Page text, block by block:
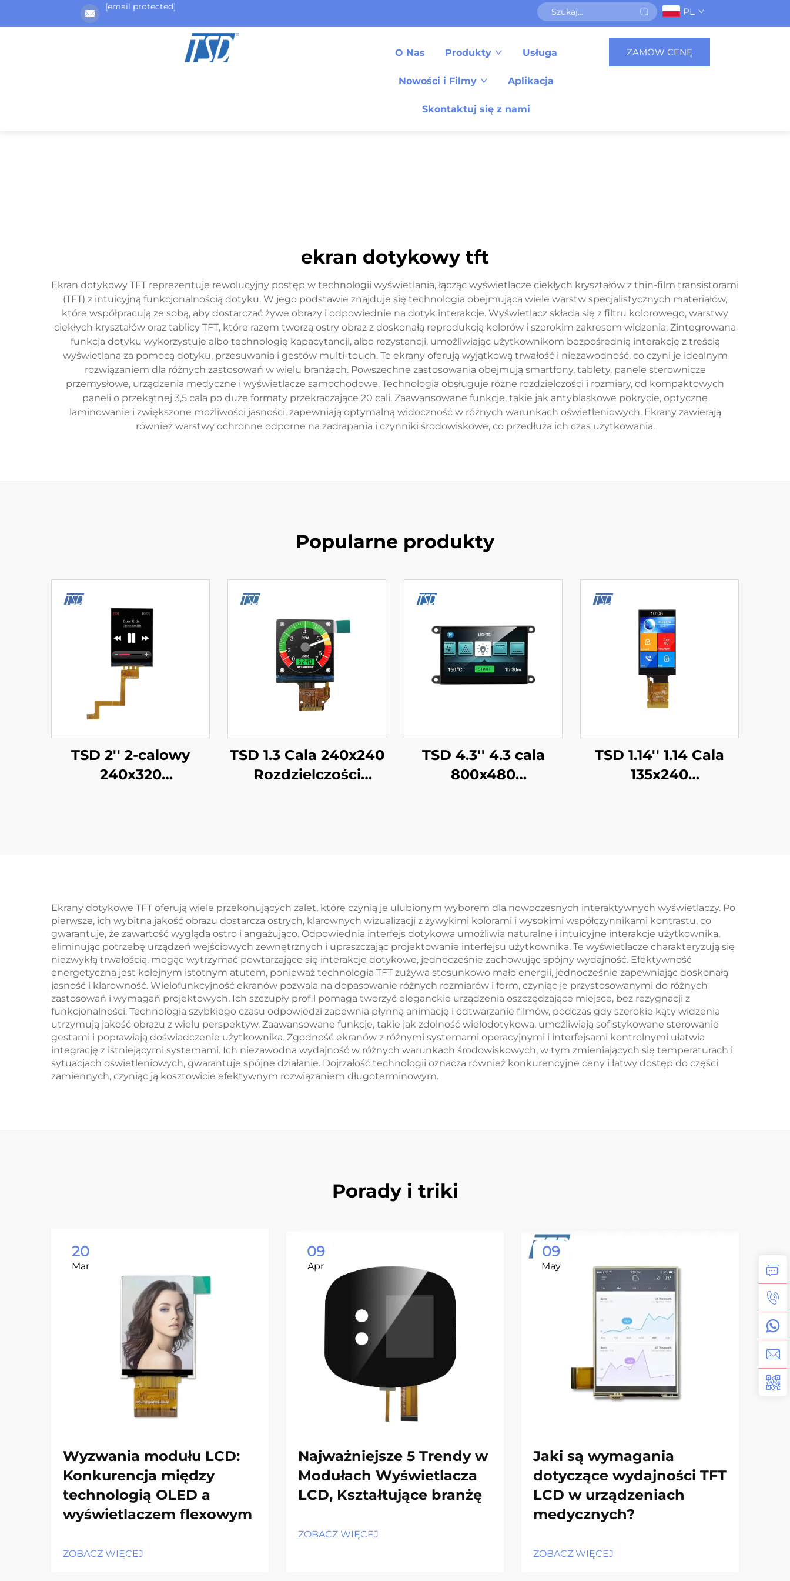
[email protected] PL
O Nas Produkty Usługa
Nowości i Filmy Aplikacja
Skontaktuj się z nami
ZAMÓW CENĘ
ekran dotykowy tft
Ekran dotykowy TFT reprezentuje rewolucyjny postęp w technologii wyświetlania, łącząc wyświetlacze ciekłych kryształów z thin-film transistorami
(TFT) z intuicyjną funkcjonalnością dotyku. W jego podstawie znajduje się technologia obejmująca wiele warstw specjalistycznych materiałów,
które współpracują ze sobą, aby dostarczać żywe obrazy i odpowiednie na dotyk interakcje. Wyświetlacz składa się z filtru kolorowego, warstwy
ciekłych kryształów oraz tablicy TFT, które razem tworzą ostry obraz z doskonałą reprodukcją kolorów i szerokim zakresem widzenia. Zintegrowana
funkcja dotyku wykorzystuje albo technologię kapacytancji, albo rezystancji, umożliwiając użytkownikom bezpośrednią interakcję z treścią
wyświetlana za pomocą dotyku, przesuwania i gestów multi-touch. Te ekrany oferują wyjątkową trwałość i niezawodność, co czyni je idealnym
rozwiązaniem dla różnych zastosowań w wielu branżach. Powszechne zastosowania obejmują smartfony, tablety, panele sterownicze
przemysłowe, urządzenia medyczne i wyświetlacze samochodowe. Technologia obsługuje różne rozdzielczości i rozmiary, od kompaktowych
paneli o przekątnej 3,5 cala po duże formaty przekraczające 20 cali. Zaawansowane funkcje, takie jak antyblaskowe pokrycie, optyczne
laminowanie i zwiększone możliwości jasności, zapewniają optymalną widoczność w różnych warunkach oświetleniowych. Ekrany zawierają
również warstwy ochronne odporne na zadrapania i czynniki środowiskowe, co przedłuża ich czas użytkowania.
Popularne produkty
TSD 2'' 2-calowy
240x320
TSD 1.3 Cala 240x240
Rozdzielczości
TSD 4.3'' 4.3 cala
800x480
TSD 1.14'' 1.14 Cala
135x240
Ekrany dotykowe TFT oferują wiele przekonujących zalet, które czynią je ulubionym wyborem dla nowoczesnych interaktywnych wyświetlaczy. Po
pierwsze, ich wybitna jakość obrazu dostarcza ostrych, klarownych wizualizacji z żywykimi kolorami i wysokimi współczynnikami kontrastu, co
gwarantuje, że zawartość wygląda ostro i angażująco. Odpowiednia interfejs dotykowa umożliwia naturalne i intuicyjne interakcje użytkownika,
eliminując potrzebę urządzeń wejściowych zewnętrznych i upraszczając projektowanie interfejsu użytkownika. Te wyświetlacze charakteryzują się
niezwykłą trwałością, mogąc wytrzymać powtarzające się interakcje dotykowe, jednocześnie zachowując spójny wydajność. Efektywność
energetyczna jest kolejnym istotnym atutem, ponieważ technologia TFT zużywa stosunkowo mało energii, jednocześnie zapewniając doskonałą
jasność i klarowność. Wielofunkcyjność ekranów pozwala na dopasowanie różnych rozmiarów i form, czyniąc je przystosowanymi do różnych
zastosowań i wymagań projektowych. Ich szczupły profil pomaga tworzyć eleganckie urządzenia oszczędzające miejsce, bez rezygnacji z
funkcjonalności. Technologia szybkiego czasu odpowiedzi zapewnia płynną animację i odtwarzanie filmów, podczas gdy szerokie kąty widzenia
utrzymują jakość obrazu z wielu perspektyw. Zaawansowane funkcje, takie jak zdolność wielodotykowa, umożliwiają sofistykowane sterowanie
gestami i poprawiają doświadczenie użytkownika. Zgodność ekranów z różnymi systemami operacyjnymi i interfejsami kontrolnymi ułatwia
integrację z istniejącymi systemami. Ich niezawodna wydajność w różnych warunkach środowiskowych, w tym zmieniających się temperaturach i
sytuacjach oświetleniowych, gwarantuje spójne działanie. Dojrzałość technologii oznacza również konkurencyjne ceny i łatwy dostęp do części
zamiennych, czyniąc ją kosztowicie efektywnym rozwiązaniem długoterminowym.
Porady i triki
20
Mar
Wyzwania modułu LCD:
Konkurencja między
technologią OLED a
wyświetlaczem flexowym
ZOBACZ WIĘCEJ
09
Apr
Najważniejsze 5 Trendy w
Modułach Wyświetlacza
LCD, Kształtujące branżę
ZOBACZ WIĘCEJ
09
May
Jaki są wymagania
dotyczące wydajności TFT
LCD w urządzeniach
medycznych?
ZOBACZ WIĘCEJ